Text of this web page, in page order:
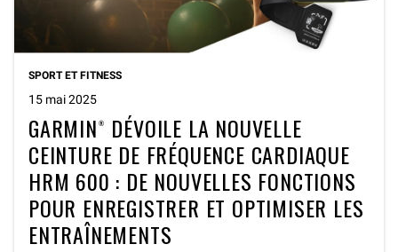
SPORT ET FITNESS
15 mai 2025
GARMIN® DÉVOILE LA NOUVELLE
CEINTURE DE FRÉQUENCE CARDIAQUE
HRM 600 : DE NOUVELLES FONCTIONS
POUR ENREGISTRER ET OPTIMISER LES
ENTRAÎNEMENTS